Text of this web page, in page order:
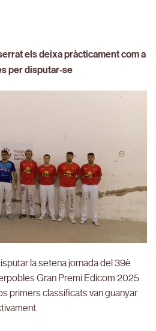
els deixa pràcticament com a
per disputar-se
la setena jornada del 39è
Gran Premi Edicom 2025
primers classificats van guanyar